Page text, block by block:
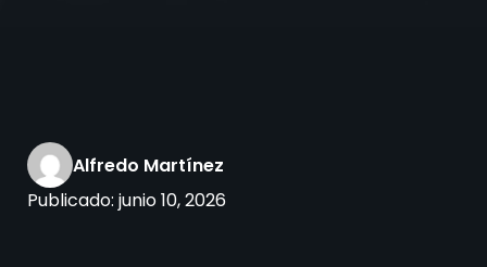
Alfredo Martínez
Publicado: junio 10, 2026